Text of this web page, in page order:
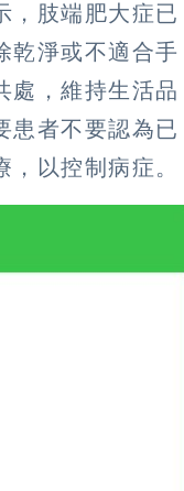
，肢端肥大症已
乾淨或不適合手
處，維持生活品
患者不要認為已
以控制病症。